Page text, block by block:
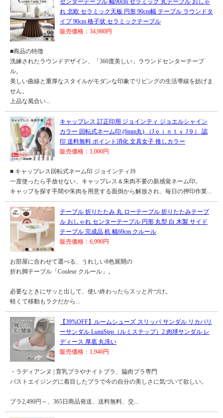
センターテーブル 幅90cm セラミック 丸テーブル おしゃ
れ 北欧 セラミック天板 円形 90cm幅 テーブル ラウンドタ
イプ 90cm 格子状 セラミックテーブル
販売価格：34,980円
■商品の特徴
洗練されたラウンドデザイン、「360度美しい」ラウンドセンターテーブ
ル。
美しい曲線と重厚なスタイルがモダンな印象でリビングの生活導線を妨げま
せん。
上品な風合い...
キャップレス 訂正印用 ジョインティ ジョエルシャイン
カラー 回転式ネーム印 (6mm丸) （Jｏｉｎｔｙ J９） 認
印 送料無料 ポイント消化 文具女子 推しカラー
販売価格：1,000円
■ キャップレス回転式ネーム印 ジョインティJ9
一度使ったら手放せない、キャップレス＆朱肉不要の新感覚ネーム印。
キャップを探す手間や朱肉を用意する面倒から解放され、毎日の押印作業...
テーブル 折りたたみ 丸 ローテーブル 折りたたみテーブ
ル おしゃれ センターテーブル 円形 丸型 白 木製 サイド
テーブル 完成品 机 幅69cm クルール
販売価格：6,990円
お部屋に合わせて選べる、うれしい8色展開の
折れ脚テーブル「Couleur クルール」。
必要なときにサッと出して、使い終わったらスッと片づけ。
軽くて移動もラクだから...
【39%OFF】ルームシューズ スリッパ サンダル リカバリ
ーサンダル LumiStep（ルミステップ）2 肉球サンダル レ
ディース 厚底 丸洗い
販売価格：1,946円
・ラディアンヌ | 育乳ブラやナイトブラ、脇肉ブラ専門
バストエイジングに着目したブラで今の自分の美しさに気づいて欲しい。
ブラ2,490円～、365日商品発送、送料無料、交...